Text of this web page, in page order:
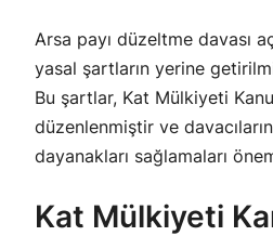
Arsa payı düzeltme davası
yasal şartların yerine
Bu şartlar, Kat Mülkiyeti
düzenlenmiştir ve
dayanakları sağlamaları
Kat Mülkiyeti